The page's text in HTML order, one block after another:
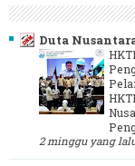
Duta
2 minggu yang